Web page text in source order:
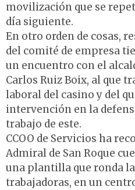
movilización que se
día siguiente.
En otro orden de cosas,
del comité de empresa
un encuentro con el
Carlos Ruiz Boix, al que
laboral del casino y del
intervención en la
trabajo de este.
CCOO de Servicios ha
Admiral de San Roque
una plantilla que ronda
trabajadoras, en un